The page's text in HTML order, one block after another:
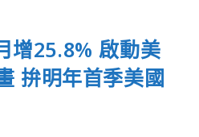
增25.8% 啟動美
拚明年首季美國